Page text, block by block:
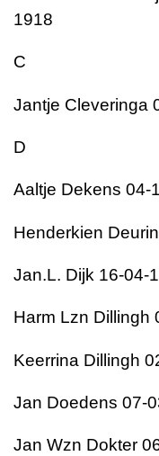
1918
C
Jantje Cleveringa
D
Aaltje Dekens 04-
Henderkien
Jan.L. Dijk 16-04-
Harm Lzn Dillingh
Keerrina Dillingh
Jan Doedens 07-
Jan Wzn Dokter